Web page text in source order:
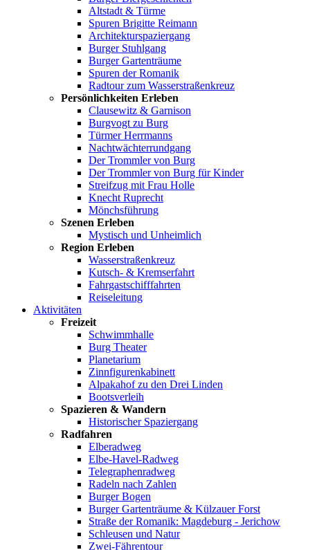
Altstadt & Türme
Spuren Brigitte Reimann
Architekturspaziergang
Burger Stuhlgang
Burger Gartenträume
Spuren der Romanik
Radtour zum Wasserstraßenkreuz
Persönlichkeiten Erleben
Clausewitz & Garnison
Burgvogt zu Burg
Türmer Herrmanns
Nachtwächterrundgang
Der Trommler von Burg
Der Trommler von Burg für Kinder
Streifzug mit Frau Holle
Knecht Ruprecht
Mönchsführung
Szenen Erleben
Mystisch und Unheimlich
Region Erleben
Wasserstraßenkreuz
Kutsch- & Kremserfahrt
Fahrgastschifffahrten
Reiseleitung
Aktivitäten
Freizeit
Schwimmhalle
Burg Theater
Planetarium
Zinnfigurenkabinett
Alpakahof zu den Drei Linden
Bootsverleih
Spazieren & Wandern
Historischer Spaziergang
Radfahren
Elberadweg
Elbe-Havel-Radweg
Telegraphenradweg
Radeln nach Zahlen
Burger Bogen
Burger Gartenträume & Külzauer Forst
Straße der Romanik: Magdeburg - Jerichow
Schleusen und Natur
Zwei-Fährentour